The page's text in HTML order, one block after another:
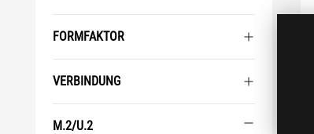
FORMFAKTOR
VERBINDUNG
M.2/U.2